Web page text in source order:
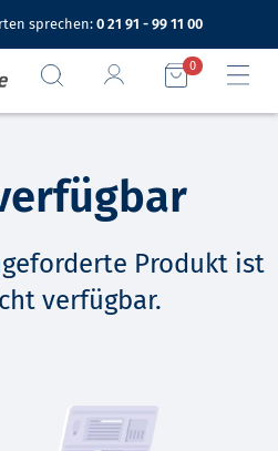
sprechen: 0 21 91 - 99 11 00
0
Produkt ist
verfügbar.